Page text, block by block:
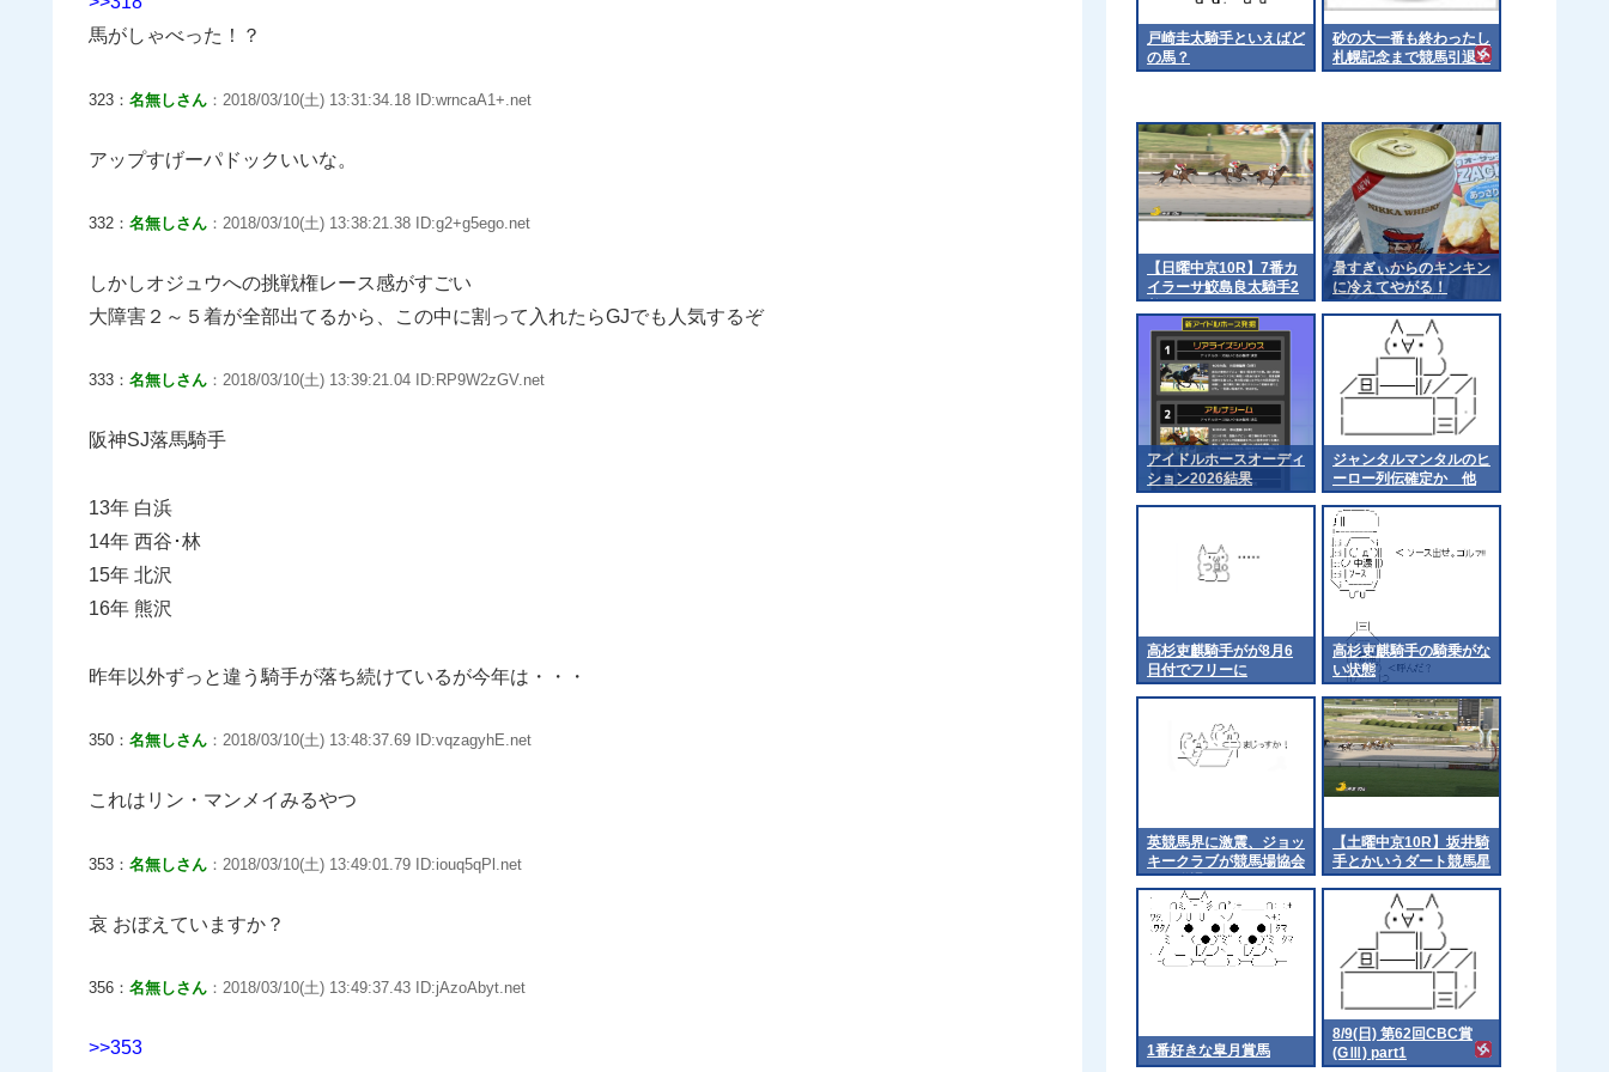
馬がしゃべった！？
323： 名無しさん ：2018/03/10(土) 13:31:34.18 ID:wrncaA1+.net
アップすげーパドックいいな。
332： 名無しさん ：2018/03/10(土) 13:38:21.38 ID:g2+g5ego.net
しかしオジュウへの挑戦権レース感がすごい
大障害２～５着が全部出てるから、この中に割って入れたらGJでも人気するぞ
333： 名無しさん ：2018/03/10(土) 13:39:21.04 ID:RP9W2zGV.net
阪神SJ落馬騎手
13年 白浜
14年 西谷･林
15年 北沢
16年 熊沢
昨年以外ずっと違う騎手が落ち続けているが今年は・・・
350： 名無しさん ：2018/03/10(土) 13:48:37.69 ID:vqzagyhE.net
これはリン・マンメイみるやつ
353： 名無しさん ：2018/03/10(土) 13:49:01.79 ID:iouq5qPl.net
哀 おぼえていますか？
356： 名無しさん ：2018/03/10(土) 13:49:37.43 ID:jAzoAbyt.net
>>353
戸崎圭太騎手といえばど
の馬？
砂の大一番も終わったし
札幌記念まで競馬引退や
ね
【日曜中京10R】7番カ
イラーサ鮫島良太騎手2
着
暑すぎぃからのキンキン
に冷えてやがる！
アイドルホースオーディ
ション2026結果
ジャンタルマンタルのヒ
ーロー列伝確定か 他
高杉吏麒騎手がが8月6
日付でフリーに
高杉吏麒騎手の騎乗がな
い状態
英競馬界に激震、ジョッ
キークラブが競馬場協会
から脱退
【土曜中京10R】坂井騎
手とかいうダート競馬星
人
1番好きな皐月賞馬
8/9(日) 第62回CBC賞
(GⅢ) part1